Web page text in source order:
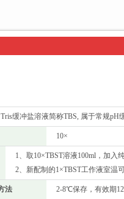
Tris缓冲盐溶液简称TBS, 属于常规pH
10×
1、取10×TBST溶液100ml，加入
2、新配制的1×TBST工作液室温
法 2-8℃保存，有效期12